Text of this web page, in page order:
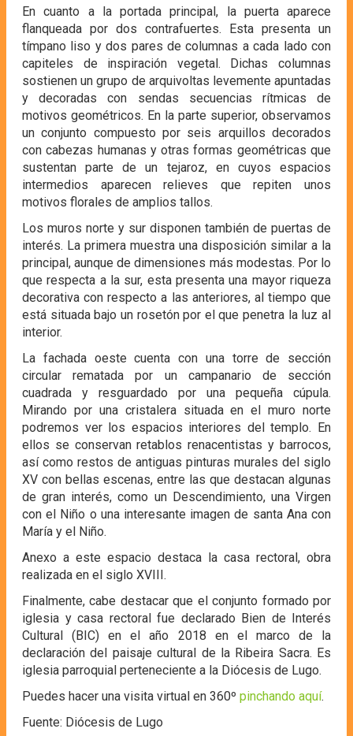
En cuanto a la portada principal, la puerta aparece
flanqueada por dos contrafuertes. Esta presenta un
tímpano liso y dos pares de columnas a cada lado con
capiteles de inspiración vegetal. Dichas columnas
sostienen un grupo de arquivoltas levemente apuntadas
y decoradas con sendas secuencias rítmicas de
motivos geométricos. En la parte superior, observamos
un conjunto compuesto por seis arquillos decorados
con cabezas humanas y otras formas geométricas que
sustentan parte de un tejaroz, en cuyos espacios
intermedios aparecen relieves que repiten unos
motivos florales de amplios tallos.
Los muros norte y sur disponen también de puertas de
interés. La primera muestra una disposición similar a la
principal, aunque de dimensiones más modestas. Por lo
que respecta a la sur, esta presenta una mayor riqueza
decorativa con respecto a las anteriores, al tiempo que
está situada bajo un rosetón por el que penetra la luz al
interior.
La fachada oeste cuenta con una torre de sección
circular rematada por un campanario de sección
cuadrada y resguardado por una pequeña cúpula.
Mirando por una cristalera situada en el muro norte
podremos ver los espacios interiores del templo. En
ellos se conservan retablos renacentistas y barrocos,
así como restos de antiguas pinturas murales del siglo
XV con bellas escenas, entre las que destacan algunas
de gran interés, como un Descendimiento, una Virgen
con el Niño o una interesante imagen de santa Ana con
María y el Niño.
Anexo a este espacio destaca la casa rectoral, obra
realizada en el siglo XVIII.
Finalmente, cabe destacar que el conjunto formado por
iglesia y casa rectoral fue declarado Bien de Interés
Cultural (BIC) en el año 2018 en el marco de la
declaración del paisaje cultural de la Ribeira Sacra. Es
iglesia parroquial perteneciente a la Diócesis de Lugo.
Puedes hacer una visita virtual en 360º pinchando aquí.
Fuente: Diócesis de Lugo